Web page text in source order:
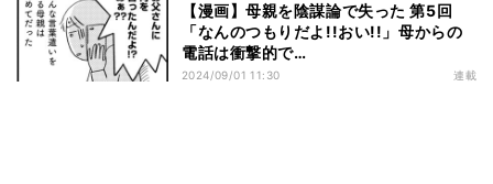
【漫画】母親を陰謀論で失った 第5回
「なんのつもりだよ!!おい!!」母からの
電話は衝撃的で…
2024/09/01 11:30 連載